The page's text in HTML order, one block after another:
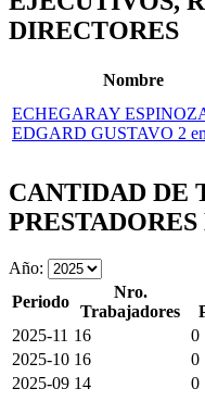
DIRECTORES
Nombre
ECHEGARAY
EDGARD GUSTAVO 2
CANTIDAD DE
Año:
Periodo
Nro.
Trabajadores
2025-11 16 0
2025-10 16 0
2025-09 14 0